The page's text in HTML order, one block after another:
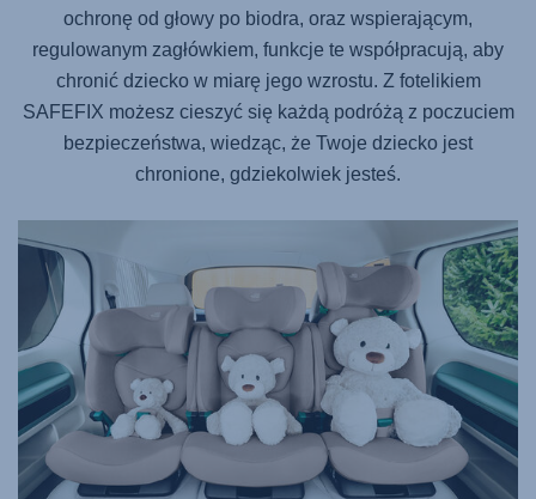
ochronę od głowy po biodra, oraz wspierającym,
regulowanym zagłówkiem, funkcje te współpracują, aby
chronić dziecko w miarę jego wzrostu. Z fotelikiem
SAFEFIX możesz cieszyć się każdą podróżą z poczuciem
bezpieczeństwa, wiedząc, że Twoje dziecko jest
chronione, gdziekolwiek jesteś.